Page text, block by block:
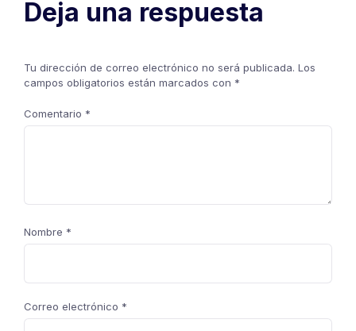
Deja una respuesta
Tu dirección de correo electrónico no será publicada. Los
campos obligatorios están marcados con *
Comentario *
Nombre *
Correo electrónico *